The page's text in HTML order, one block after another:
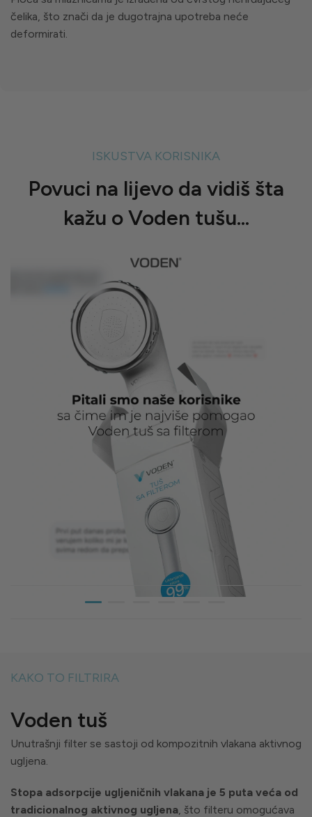
čelika, što znači da je dugotrajna upotreba neće
deformirati.
ISKUSTVA KORISNIKA
Povuci na lijevo da vidiš šta
kažu o Voden tušu...
KAKO TO FILTRIRA
Voden tuš
Unutrašnji filter se sastoji od kompozitnih vlakana aktivnog
ugljena.
Stopa adsorpcije ugljeničnih vlakana je 5 puta veća od
tradicionalnog aktivnog ugljena, što filteru omogućava